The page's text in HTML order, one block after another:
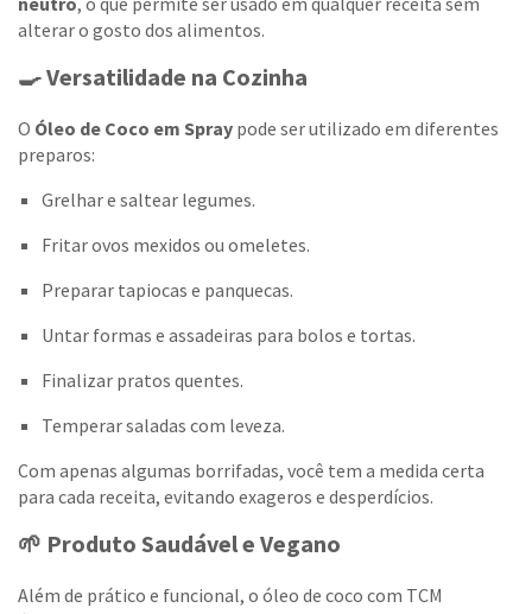
alterar o gosto dos alimentos.
🍳 Versatilidade na Cozinha
O Óleo de Coco em Spray pode ser utilizado em diferentes
preparos:
Grelhar e saltear legumes.
Fritar ovos mexidos ou omeletes.
Preparar tapiocas e panquecas.
Untar formas e assadeiras para bolos e tortas.
Finalizar pratos quentes.
Temperar saladas com leveza.
Com apenas algumas borrifadas, você tem a medida certa
para cada receita, evitando exageros e desperdícios.
🌱 Produto Saudável e Vegano
Além de prático e funcional, o óleo de coco com TCM